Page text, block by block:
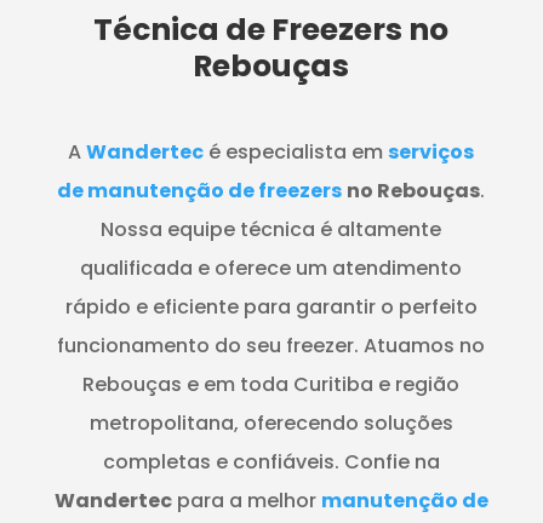
Técnica de Freezers no
Rebouças
AWandertec é especialista em serviços
de manutenção de freezers no Rebouças.
Nossa equipe técnica é altamente
qualificada e oferece um atendimento
rápido e eficiente para garantir o perfeito
funcionamento do seu freezer. Atuamos no
Rebouças e em toda Curitiba e região
metropolitana, oferecendo soluções
completas e confiáveis. Confie na
Wandertecpara a melhor manutenção de